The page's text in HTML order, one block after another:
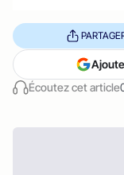
Écoutez cet article